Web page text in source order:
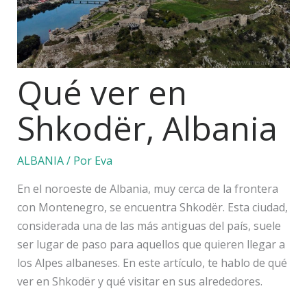
Qué ver en
Shkodër, Albania
ALBANIA/ Por Eva
En el noroeste de Albania, muy cerca de la frontera
con Montenegro, se encuentra Shkodër. Esta ciudad,
considerada una de las más antiguas del país, suele
ser lugar de paso para aquellos que quieren llegar a
los Alpes albaneses. En este artículo, te hablo de qué
ver en Shkodër y qué visitar en sus alrededores.